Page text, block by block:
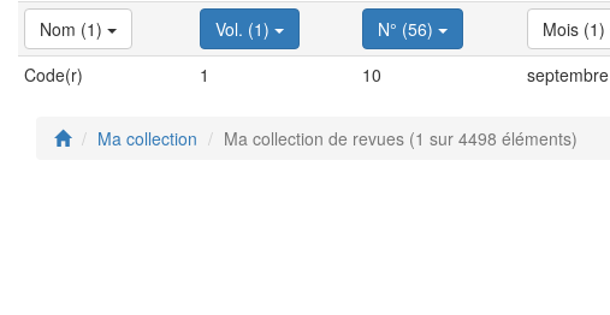
Nom (1) Vol. (1) N° (56) Mois (1)
Code(r)
1 10 septembre
Ma collection Ma collection de revues (1 sur 4498 éléments)